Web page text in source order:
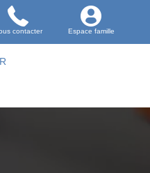
contacter Espace famille